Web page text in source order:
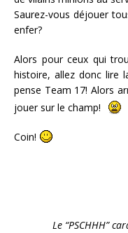
Saurez-vous déjouer
enfer?
Alors pour ceux qui
histoire, allez donc lire
pense Team 17! Alors
jouer sur le champ!
Coin!
Le “PSCHHH”